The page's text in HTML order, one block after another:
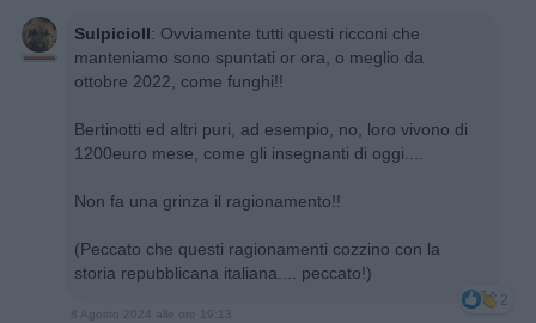
SulpicioII: Ovviamente tutti questi ricconi che
manteniamo sono spuntati or ora, o meglio da
ottobre 2022, come funghi!!
Bertinotti ed altri puri, ad esempio, no, loro vivono di
1200euro mese, come gli insegnanti di oggi....
Non fa una grinza il ragionamento!!
(Peccato che questi ragionamenti cozzino con la
storia repubblicana italiana.... peccato!)
2
8 Agosto 2024 alle ore 19:13